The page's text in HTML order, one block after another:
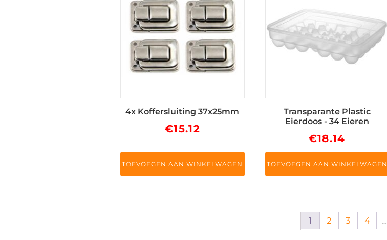
4x Koffersluiting 37x25mm
€15.12
TOEVOEGEN AAN WINKELWAGEN
Transparante Plastic
Eierdoos - 34 Eieren
€18.14
TOEVOEGEN AAN WINKELWAGEN
1 2 3 4 …